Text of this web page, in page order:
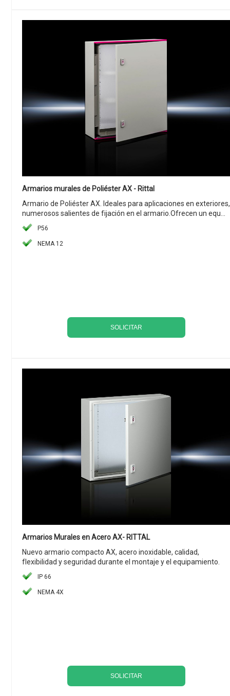
Armarios murales de Poliéster AX - Rittal
Armario de Poliéster AX. Ideales para aplicaciones en exteriores,
numerosos salientes de fijación en el armario.Ofrecen un equ...
P56
NEMA 12
SOLICITAR
Armarios Murales en Acero AX- RITTAL
Nuevo armario compacto AX, acero inoxidable, calidad,
flexibilidad y seguridad durante el montaje y el equipamiento.
IP 66
NEMA 4X
SOLICITAR